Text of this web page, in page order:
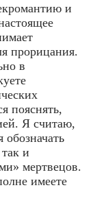
и
прорицания.
в
пояснять,
Я считаю,
и
мертвецов.
имеете